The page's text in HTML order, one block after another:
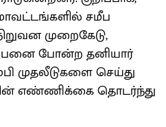
சமீப
முறைகேடு,
போன்ற தனியார்
முதலீடுகளை செய்து
எண்ணிக்கை தொடர்ந்து